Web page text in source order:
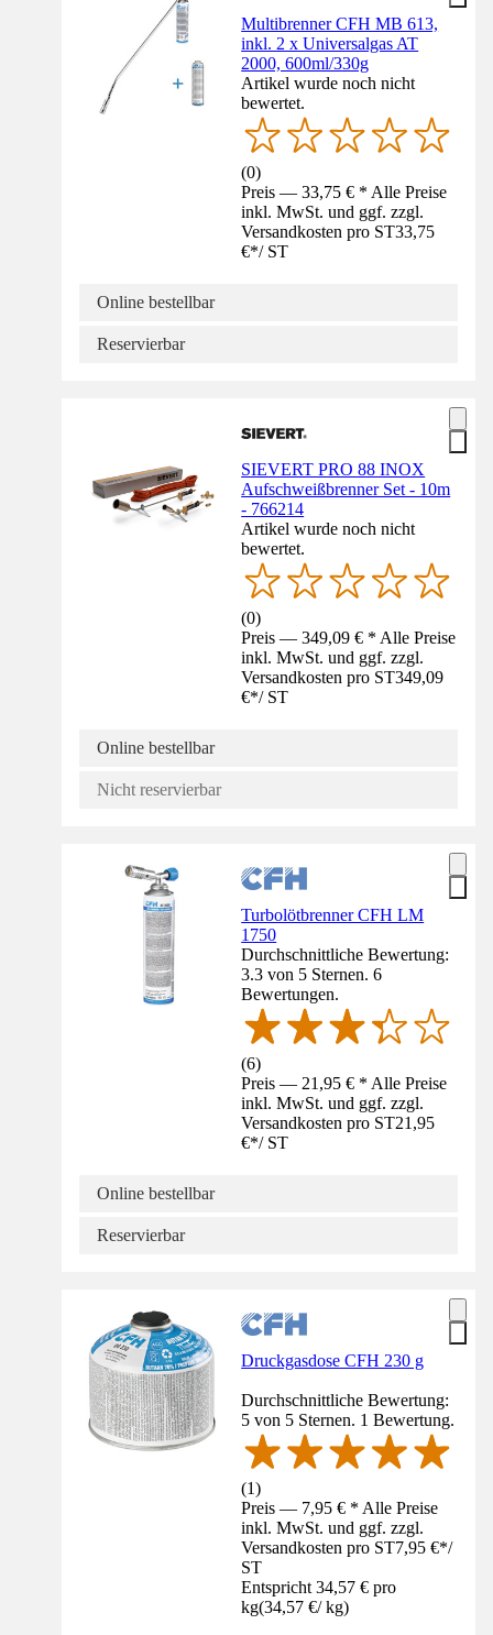
Multibrenner CFH MB 613,
inkl. 2 x Universalgas AT
2000, 600ml/330g
Artikel wurde noch nicht
bewertet.
(0)
Preis — 33,75 € * Alle Preise
inkl. MwSt. und ggf. zzgl.
Versandkosten pro ST33,75
€*/ ST
Online bestellbar
Reservierbar
SIEVERT PRO 88 INOX
Aufschweißbrenner Set - 10m
- 766214
Artikel wurde noch nicht
bewertet.
(0)
Preis — 349,09 € * Alle Preise
inkl. MwSt. und ggf. zzgl.
Versandkosten pro ST349,09
€*/ ST
Online bestellbar
Nicht reservierbar
Turbolötbrenner CFH LM
1750
Durchschnittliche Bewertung:
3.3 von 5 Sternen. 6
Bewertungen.
(6)
Preis — 21,95 € * Alle Preise
inkl. MwSt. und ggf. zzgl.
Versandkosten pro ST21,95
€*/ ST
Online bestellbar
Reservierbar
Druckgasdose CFH 230 g
Durchschnittliche Bewertung:
5 von 5 Sternen. 1 Bewertung.
(1)
Preis — 7,95 € * Alle Preise
inkl. MwSt. und ggf. zzgl.
Versandkosten pro ST7,95 €*/
ST
Entspricht 34,57 € pro
kg(34,57 €/ kg)